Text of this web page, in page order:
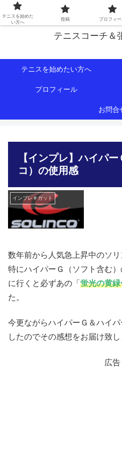
初心者∼中級者向けの情報を中心
テニスコーチ＆
テニスを始めたい方へ
プロフィール
お問合
【インプレ】ハイパ
コ）の使用感
インプレ＃ガット
数年前から人気急上昇中のソリ
特にハイパーＧ（ソフト含む
に行くと必ずあの「 蛍光の黄緑
た。
今更ながらハイパーＧ＆ハイ
したのでその感想をお届け致
広告
テニスを始めた
い方へ
投稿 プロフィ